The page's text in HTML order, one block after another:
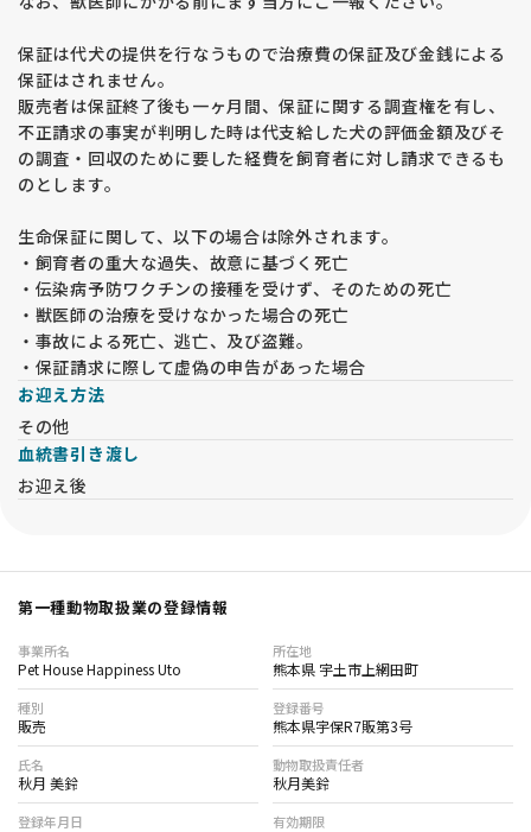
保証は代犬の提供を行なうもので治療費の保証及び金銭による
保証はされません。
販売者は保証終了後も一ヶ月間、保証に関する調査権を有し、
不正請求の事実が判明した時は代支給した犬の評価金額及びそ
の調査・回収のために要した経費を飼育者に対し請求できるも
のとします。
生命保証に関して、以下の場合は除外されます。
・飼育者の重大な過失、故意に基づく死亡
・伝染病予防ワクチンの接種を受けず、そのための死亡
・獣医師の治療を受けなかった場合の死亡
・事故による死亡、逃亡、及び盗難。
・保証請求に際して虚偽の申告があった場合
お迎え方法
その他
血統書引き渡し
お迎え後
第一種動物取扱業の登録情報
事業所名
Pet House Happiness Uto
所在地
熊本県 宇土市上網田町
種別
販売
登録番号
熊本県宇保R7販第3号
氏名
秋月 美鈴
動物取扱責任者
秋月美鈴
登録年月日 有効期限